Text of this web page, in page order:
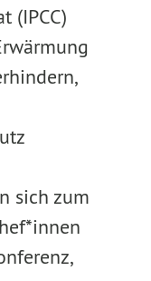
(IPCC)
sich zum